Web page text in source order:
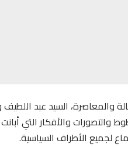
والمعاصرة، السيد عبد
والتصورات والأفكار التي
لجميع الأطراف السياسية.